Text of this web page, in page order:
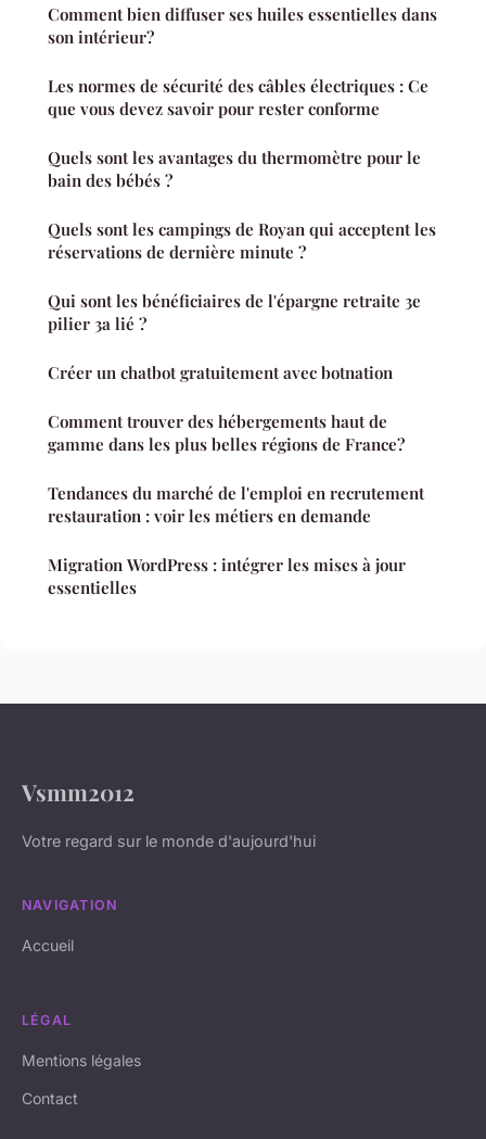
Comment bien diffuser ses huiles essentielles dans
son intérieur?
Les normes de sécurité des câbles électriques : Ce
que vous devez savoir pour rester conforme
Quels sont les avantages du thermomètre pour le
bain des bébés ?
Quels sont les campings de Royan qui acceptent les
réservations de dernière minute ?
Qui sont les bénéficiaires de l'épargne retraite 3e
pilier 3a lié ?
Créer un chatbot gratuitement avec botnation
Comment trouver des hébergements haut de
gamme dans les plus belles régions de France?
Tendances du marché de l'emploi en recrutement
restauration : voir les métiers en demande
Migration WordPress : intégrer les mises à jour
essentielles
Vsmm2012
Votre regard sur le monde d'aujourd'hui
NAVIGATION
Accueil
LÉGAL
Mentions légales
Contact